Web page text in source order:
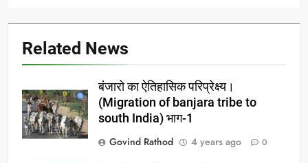
Related News
बंजारो का ऐतिहासिक परिप्रेक्ष्य।
(Migration of banjara tribe to
south India) भाग-1
Govind Rathod
4 years ago 0